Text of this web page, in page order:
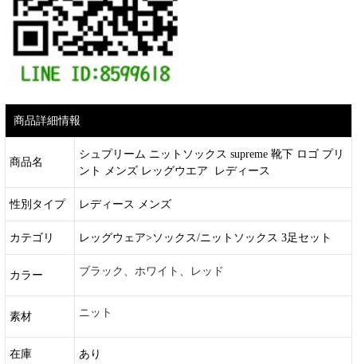
商品詳細情報
商品名
シュプリーム ニットソックス supreme 靴下 ロゴ プリ
ント メンズ レッグウエア レディース
性別タイプ レディース メンズ
カテゴリ レッグウェア>ソックス/ニットソックス 3足セット
カラー ブラック、ホワイト、レッド
素材 ニット
在庫 あり